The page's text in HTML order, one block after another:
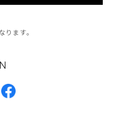
ます。